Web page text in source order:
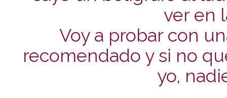
ver en
Voy a probar con
recomendado y si no
yo,